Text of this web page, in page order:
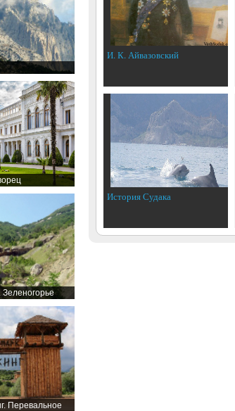
Перевальное
И. К. Айвазовский
История Судака